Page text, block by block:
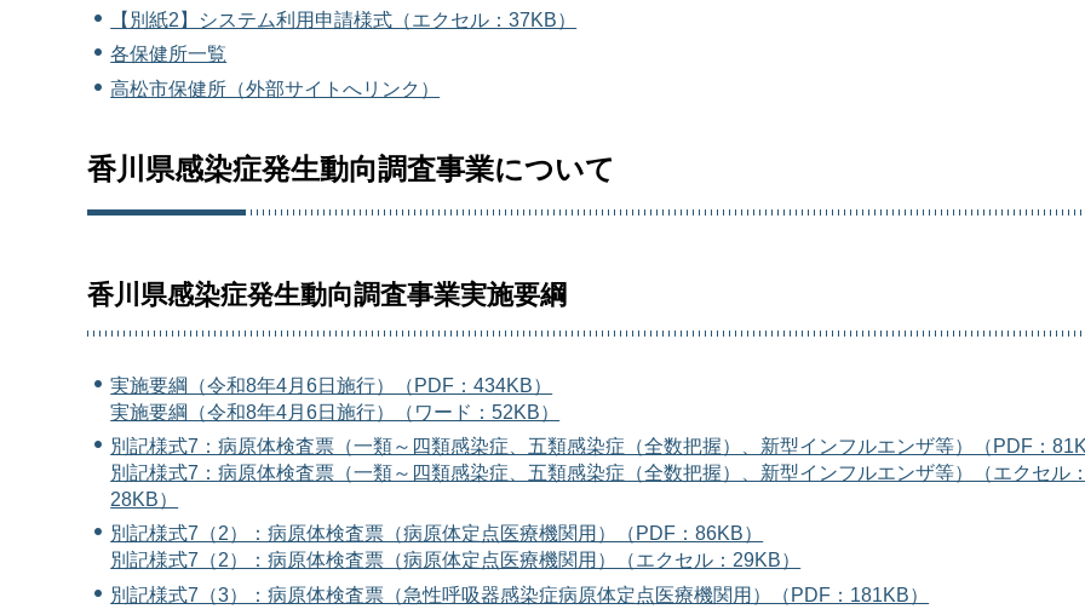
【別紙2】システム利用申請様式（エクセル：37KB）
各保健所一覧
高松市保健所（外部サイトへリンク）
香川県感染症発生動向調査事業について
香川県感染症発生動向調査事業実施要綱
実施要綱（令和8年4月6日施行）（PDF：434KB）
実施要綱（令和8年4月6日施行）（ワード：52KB）
別記様式7：病原体検査票（一類～四類感染症、五類感染症（全数把握）、新型インフルエンザ等）（PDF：
別記様式7：病原体検査票（一類～四類感染症、五類感染症（全数把握）、新型インフルエンザ等）（エクセル
28KB）
別記様式7（2）：病原体検査票（病原体定点医療機関用）（PDF：86KB）
別記様式7（2）：病原体検査票（病原体定点医療機関用）（エクセル：29KB）
別記様式7（3）：病原体検査票（急性呼吸器感染症病原体定点医療機関用）（PDF：181KB）